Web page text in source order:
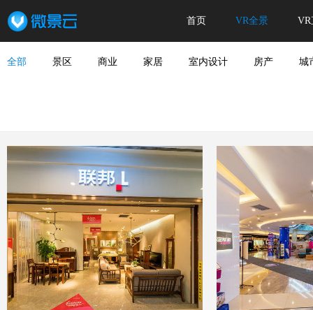
首页 VR全景 VR
全部 景区 商业 家居 室内设计 房产 城